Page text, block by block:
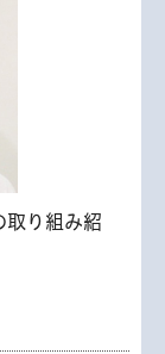
取り組み紹